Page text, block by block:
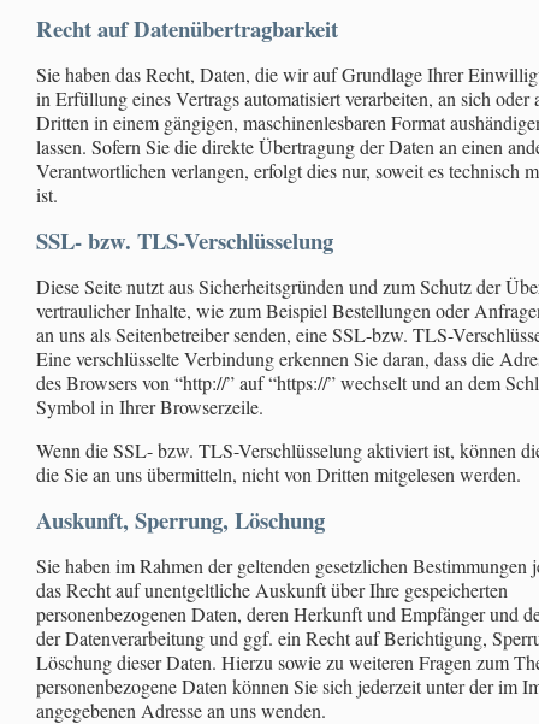
Recht auf Datenübertragbarkeit
Sie haben das Recht, Daten, die wir auf Grundlage Ihrer
in Erfüllung eines Vertrags automatisiert verarbeiten, an sich oder
Dritten in einem gängigen, maschinenlesbaren Format
lassen. Sofern Sie die direkte Übertragung der Daten an einen
Verantwortlichen verlangen, erfolgt dies nur, soweit es technisch
ist.
SSL- bzw. TLS-Verschlüsselung
Diese Seite nutzt aus Sicherheitsgründen und zum Schutz der
vertraulicher Inhalte, wie zum Beispiel Bestellungen oder
an uns als Seitenbetreiber senden, eine SSL-bzw. TLS-
Eine verschlüsselte Verbindung erkennen Sie daran, dass die
des Browsers von “http://” auf “https://” wechselt und an dem
Symbol in Ihrer Browserzeile.
Wenn die SSL- bzw. TLS-Verschlüsselung aktiviert ist, können
die Sie an uns übermitteln, nicht von Dritten mitgelesen werden.
Auskunft, Sperrung, Löschung
Sie haben im Rahmen der geltenden gesetzlichen Bestimmungen
das Recht auf unentgeltliche Auskunft über Ihre gespeicherten
personenbezogenen Daten, deren Herkunft und Empfänger und
der Datenverarbeitung und ggf. ein Recht auf Berichtigung,
Löschung dieser Daten. Hierzu sowie zu weiteren Fragen zum
personenbezogene Daten können Sie sich jederzeit unter der im
angegebenen Adresse an uns wenden.